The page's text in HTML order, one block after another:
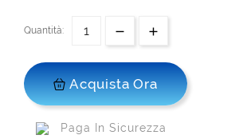
Quantità:
Acquista Ora
Paga In Sicurezza